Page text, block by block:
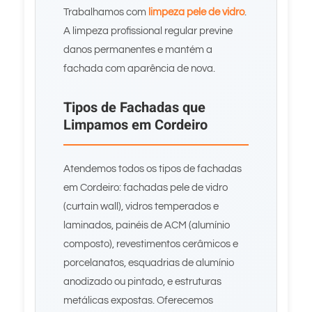
Trabalhamos com limpeza pele de vidro.
A limpeza profissional regular previne
danos permanentes e mantém a
fachada com aparência de nova.
Tipos de Fachadas que
Limpamos em Cordeiro
Atendemos todos os tipos de fachadas
em Cordeiro: fachadas pele de vidro
(curtain wall), vidros temperados e
laminados, painéis de ACM (alumínio
composto), revestimentos cerâmicos e
porcelanatos, esquadrias de alumínio
anodizado ou pintado, e estruturas
metálicas expostas. Oferecemos